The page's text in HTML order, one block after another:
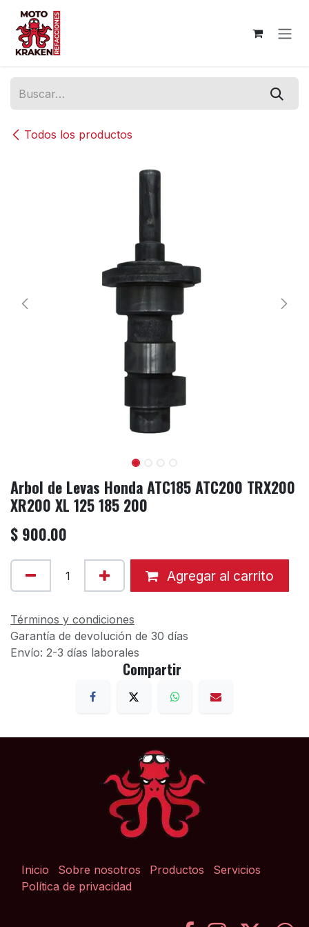
Ir al contenido
Todos los productos
Arbol de Levas Honda ATC185 ATC200 TRX200
XR200 XL 125 185 200
$ 900.00
Agregar al carrito
Términos y condiciones
Garantía de devolución de 30 días
Envío: 2-3 días laborales
Compartir
Inicio Sobre nosotros Productos
Servicios
Política de privacidad